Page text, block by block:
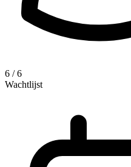
6 / 6
Wachtlijst